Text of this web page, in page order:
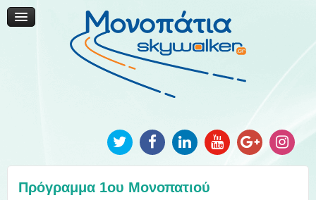
Μονοπάτια Καινοτομίας
Μονοπάτια Τοπικής Ανάπτυξης
Ανακοινώσεις
Φωτογραφίες
Πρόγραμμα 1ου Μονοπατιού